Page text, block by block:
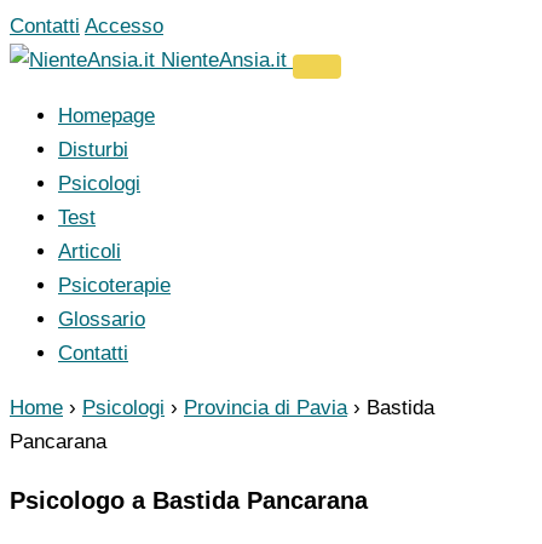
Vai
al
Contatti Accesso
NienteAnsia.it
Homepage
Disturbi
Psicologi
Test
Articoli
Psicoterapie
Glossario
Contatti
Home › Psicologi › Provincia di Pavia › Bastida
Pancarana
Psicologo a Bastida Pancarana